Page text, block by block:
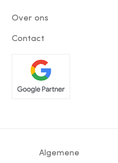
Over ons
Contact
Algemene